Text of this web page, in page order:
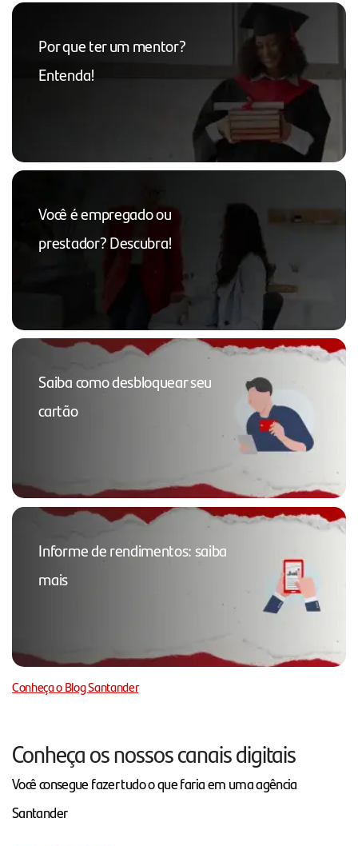
Por que ter um mentor?
Entenda!
Você é empregado ou
prestador? Descubra!
Saiba como desbloquear seu
cartão
Informe de rendimentos: saiba
mais
Conheça o Blog Santander
Conheça os nossos canais digitais
Você consegue fazer tudo o que faria em uma agência
Santander